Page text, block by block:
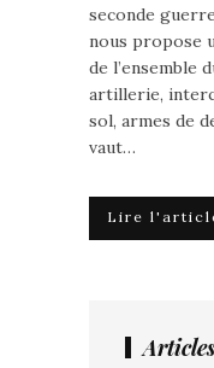
seconde
nous propose
de l’ensemble
artillerie,
sol, armes de
vaut…
Lire